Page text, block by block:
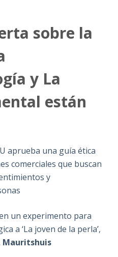
sobre la
y La
están
aprueba una guía ética
comerciales que buscan
y
un experimento para
a ‘La joven de la perla’,
Mauritshuis